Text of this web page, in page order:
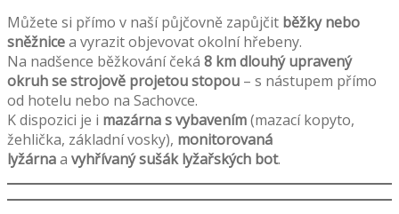
Můžete si přímo v naší půjčovně zapůjčit běžky nebo
sněžnicea vyrazit objevovat okolní hřebeny.
Na nadšence běžkování čeká 8 km dlouhý upravený
okruh se strojově projetou stopou – s nástupem přímo
od hotelu nebo na Sachovce.
K dispozici je i mazárna s vybavením(mazací kopyto,
žehlička, základní vosky), monitorovaná
lyžárnaa vyhřívaný sušák lyžařských bot.